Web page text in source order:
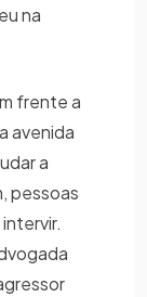
na
frente a
avenida
a
pessoas